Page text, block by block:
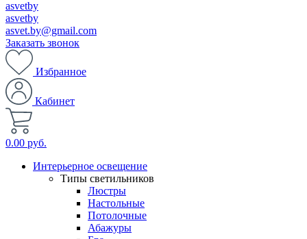
asvetby
asvetby
asvet.by@gmail.com
Заказать звонок
Избранное
Кабинет
0.00 руб.
Интерьерное освещение
Типы светильников
Люстры
Настольные
Потолочные
Абажуры